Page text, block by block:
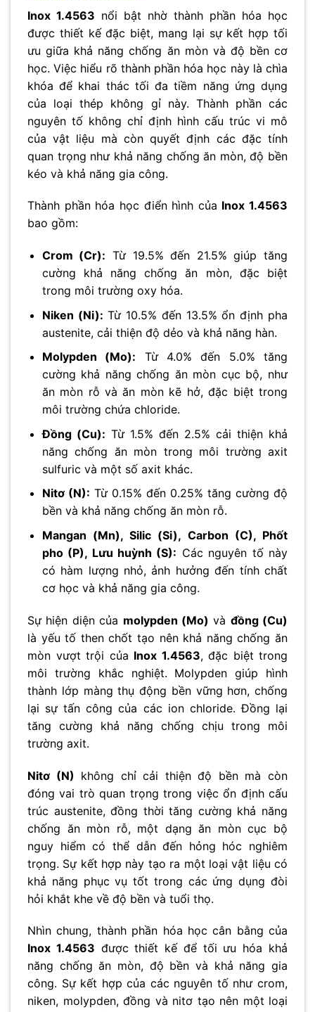
Inox 1.4563 nổi bật nhờ thành phần hóa học
được thiết kế đặc biệt, mang lại sự kết hợp tối
ưu giữa khả năng chống ăn mòn và độ bền cơ
học. Việc hiểu rõ thành phần hóa học này là chìa
khóa để khai thác tối đa tiềm năng ứng dụng
của loại thép không gỉ này. Thành phần các
nguyên tố không chỉ định hình cấu trúc vi mô
của vật liệu mà còn quyết định các đặc tính
quan trọng như khả năng chống ăn mòn, độ bền
kéo và khả năng gia công.
Thành phần hóa học điển hình của Inox 1.4563
bao gồm:
Crom (Cr): Từ 19.5% đến 21.5% giúp tăng
cường khả năng chống ăn mòn, đặc biệt
trong môi trường oxy hóa.
Niken (Ni): Từ 10.5% đến 13.5% ổn định pha
austenite, cải thiện độ dẻo và khả năng hàn.
Molypden (Mo): Từ 4.0% đến 5.0% tăng
cường khả năng chống ăn mòn cục bộ, như
ăn mòn rỗ và ăn mòn kẽ hở, đặc biệt trong
môi trường chứa chloride.
Đồng (Cu): Từ 1.5% đến 2.5% cải thiện khả
năng chống ăn mòn trong môi trường axit
sulfuric và một số axit khác.
Nitơ (N): Từ 0.15% đến 0.25% tăng cường độ
bền và khả năng chống ăn mòn rỗ.
Mangan (Mn), Silic (Si), Carbon (C), Phốt
pho (P), Lưu huỳnh (S): Các nguyên tố này
có hàm lượng nhỏ, ảnh hưởng đến tính chất
cơ học và khả năng gia công.
Sự hiện diện của molypden (Mo) và đồng (Cu)
là yếu tố then chốt tạo nên khả năng chống ăn
mòn vượt trội của Inox 1.4563, đặc biệt trong
môi trường khắc nghiệt. Molypden giúp hình
thành lớp màng thụ động bền vững hơn, chống
lại sự tấn công của các ion chloride. Đồng lại
tăng cường khả năng chống chịu trong môi
trường axit.
Nitơ (N) không chỉ cải thiện độ bền mà còn
đóng vai trò quan trọng trong việc ổn định cấu
trúc austenite, đồng thời tăng cường khả năng
chống ăn mòn rỗ, một dạng ăn mòn cục bộ
nguy hiểm có thể dẫn đến hỏng hóc nghiêm
trọng. Sự kết hợp này tạo ra một loại vật liệu có
khả năng phục vụ tốt trong các ứng dụng đòi
hỏi khắt khe về độ bền và tuổi thọ.
Nhìn chung, thành phần hóa học cân bằng của
Inox 1.4563 được thiết kế để tối ưu hóa khả
năng chống ăn mòn, độ bền và khả năng gia
công. Sự kết hợp của các nguyên tố như crom,
niken, molypden, đồng và nitơ tạo nên một loại